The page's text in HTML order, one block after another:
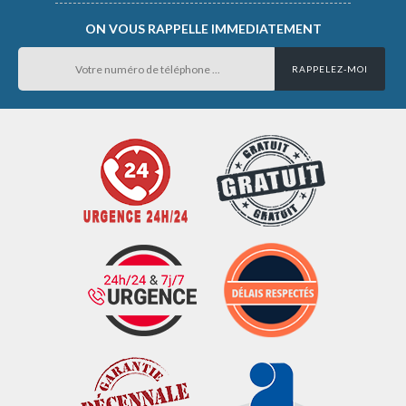
ON VOUS RAPPELLE IMMEDIATEMENT